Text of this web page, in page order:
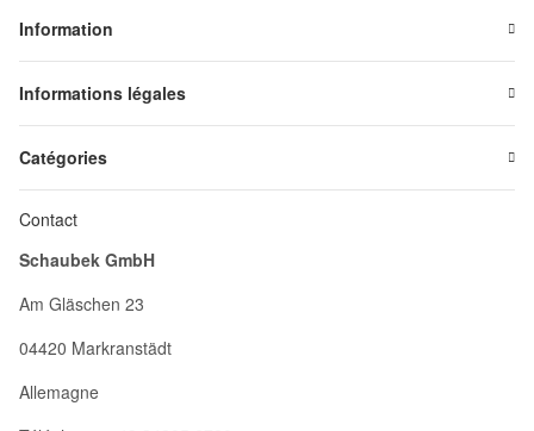
Information
Informations légales
Catégories
Contact
Schaubek GmbH
Am Gläschen 23
04420 Markranstädt
Allemagne